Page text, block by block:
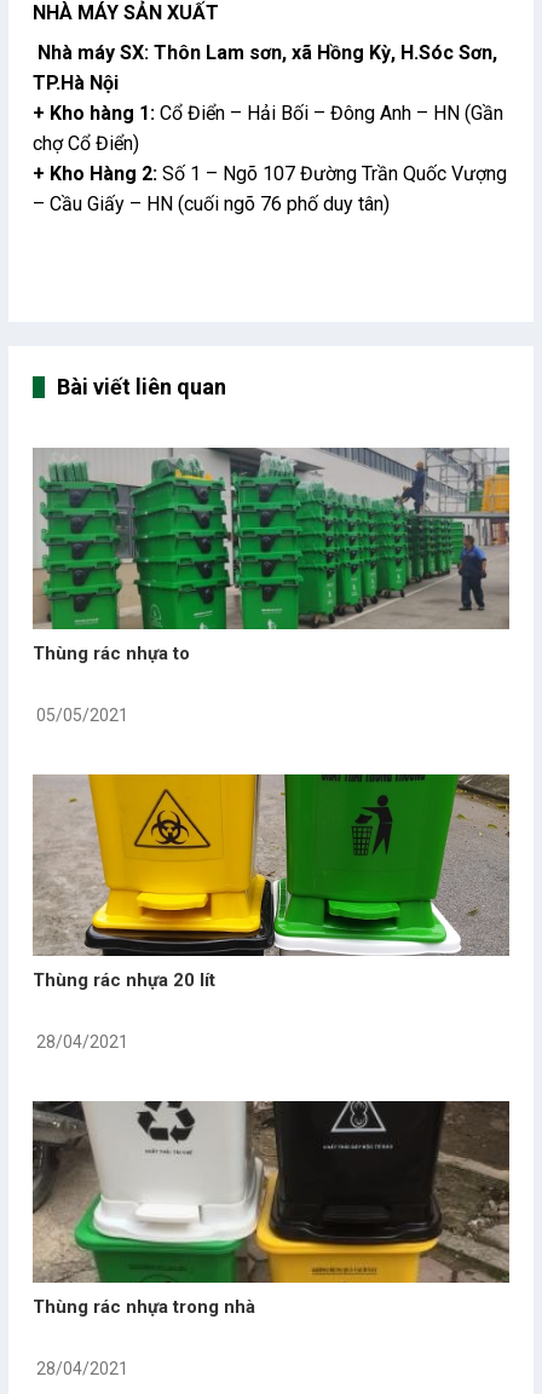
NHÀ MÁY SẢN XUẤT
Nhà máy SX: Thôn Lam sơn, xã Hồng Kỳ, H.Sóc Sơn,
TP.Hà Nội
+ Kho hàng 1: Cổ Điển – Hải Bối – Đông Anh – HN (Gần
chợ Cổ Điển)
+ Kho Hàng 2: Số 1 – Ngõ 107 Đường Trần Quốc Vượng
– Cầu Giấy – HN (cuối ngõ 76 phố duy tân)
Bài viết liên quan
Thùng rác nhựa to
05/05/2021
Thùng rác nhựa 20 lít
28/04/2021
Thùng rác nhựa trong nhà
28/04/2021